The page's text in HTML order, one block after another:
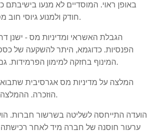
באופן ראוי. המוסדיים לא מנעו
חודק ולמנוע גיוסי חוב מסוכנים, השתתפו בקומבינה של הרחבת סדרות קיימות בגיוסי חוב והמשיכו במתן האשראי.
הגבלת האשראי ומדיניות מס - ישנן
הפנסיות. כדוגמא, היתר להשקעה של
המינוף בחזקה למימון הפרמידות. גם דרישה לקבלת ביטחונות מוצקים ובדרגת שיעבוד ראשונה, לא תזיק לעתיד כספי הפנסיות.
המלצה על מדיניות מס אגרסיבית
הוזכרה. ההמלצה למוסדיים על מגבלת לווה יחיד מבלי לקבוע תקרה, כמוה כהבעת דעה יותר מאשר המלצה.
הועדה התייחסה לשליטה בשרשור חברות.
ערעור חוסנה של חברה מיד לאחר רכישתה